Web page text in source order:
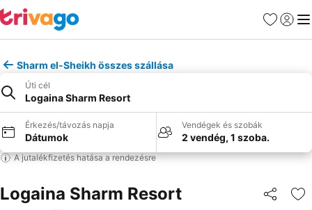
Kedvencek
Sharm el-Sheikh összes szállása
Úti cél
Logaina Sharm Resort
Érkezés/távozás napja
Dátumok
Vendégek és szobák
2 vendég, 1 szoba.
A jutalékfizetés hatása a rendezésre
Logaina Sharm Resort